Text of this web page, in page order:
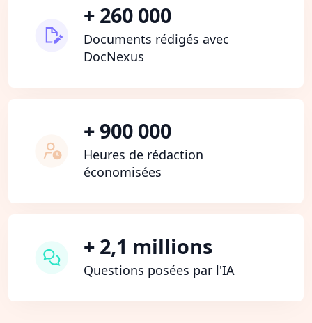
+ 260 000
Documents rédigés avec
DocNexus
+ 900 000
Heures de rédaction
économisées
+ 2,1 millions
Questions posées par l'IA